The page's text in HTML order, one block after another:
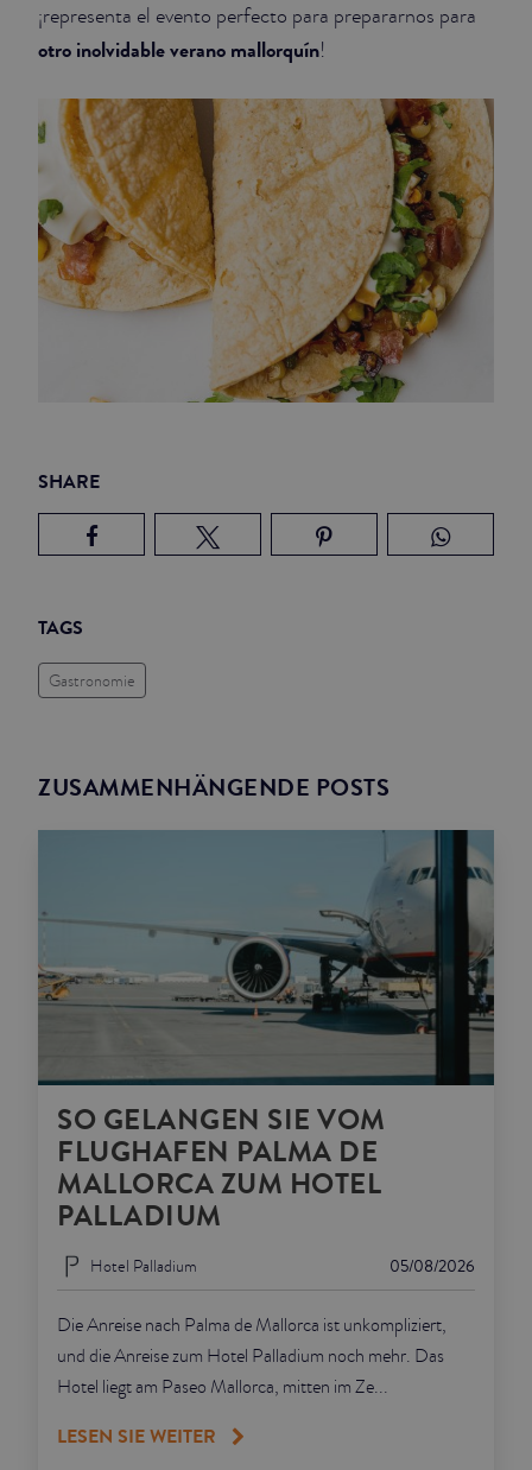
¡representa el evento perfecto para prepararnos para
otro inolvidable verano mallorquín!
SHARE
TAGS
Gastronomie
ZUSAMMENHÄNGENDE POSTS
SO GELANGEN SIE VOM
FLUGHAFEN PALMA DE
MALLORCA ZUM HOTEL
PALLADIUM
05/08/2026
Hotel Palladium
Die Anreise nach Palma de Mallorca ist unkompliziert,
und die Anreise zum Hotel Palladium noch mehr. Das
Hotel liegt am Paseo Mallorca, mitten im Ze...
LESEN SIE WEITER